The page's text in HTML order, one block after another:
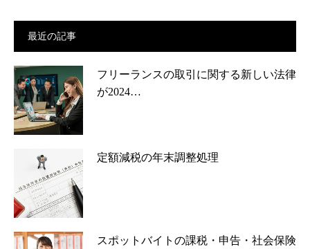
最近の記事
フリーランスの取引に関する新しい法律
が2024…
定額減税の年末調整処理
スポットバイトの課税・申告・社会保険